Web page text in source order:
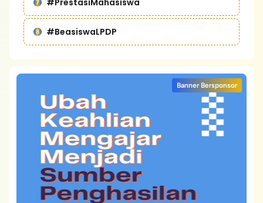
#PrestasiMahasiswa
#BeasiswaLPDP
Banner Bersponsor